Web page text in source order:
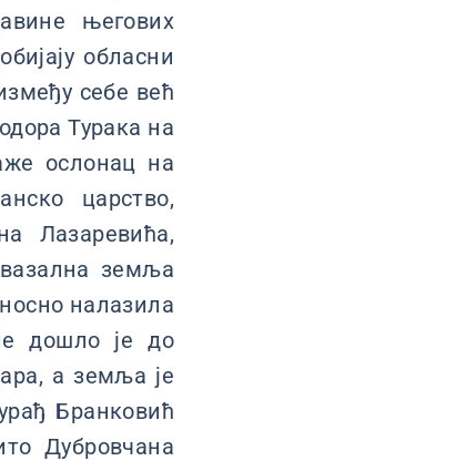
његових
обласни
себе већ
Турака на
ослонац на
царство,
Лазаревића,
земља
налазила
дошло је до
а земља је
Бранковић
Дубровчана